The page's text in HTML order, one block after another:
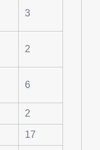
3
2
6
2
17